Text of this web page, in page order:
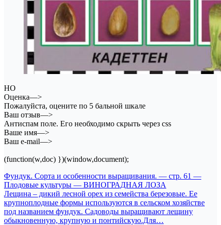
НО
Оценка—>
Пожалуйста, оцените по 5 бальной шкале
Ваш отзыв—>
Антиспам поле. Его необходимо скрыть через css
Ваше имя—>
Ваш e-mail—>
(function(w,doc) })(window,document);
Навигация
по
записям
Фундук. Сорта и особенности выращивания. — стр. 61 —
Плодовые культуры — ВИНОГРАДНАЯ ЛОЗА
Лещина – дикий лесной орех из семейства березовые. Ее
крупноплодные формы используются в сельском хозяйстве
под названием фундук. Садоводы выращивают лещину
обыкновенную, крупную и понтийскую.Для…